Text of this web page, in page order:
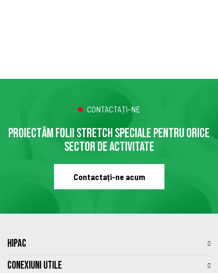
CONTACTAȚI-NE
PROIECTĂM FOLII STRETCH SPECIALE PENTRU ORICE
SECTOR DE ACTIVITATE
Contactați-ne acum
HIPAC
CONEXIUNI UTILE